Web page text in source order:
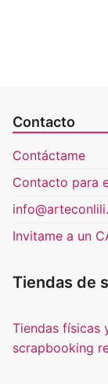
Contacto
Contáctame
Contacto para
Invitame a un
Tiendas de
Tiendas físicas
scrapbooking